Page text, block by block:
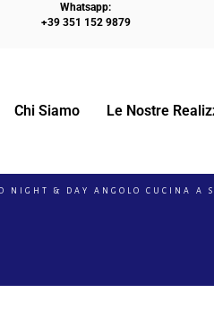
Whatsapp:
+39 351 152 9879
Chi Siamo Le Nostre
& DAY ANGOLO CUCINA A